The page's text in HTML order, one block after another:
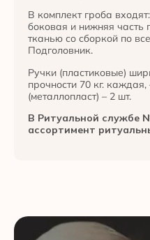
В комплект гроба
боковая и нижняя часть
тканью со сборкой по
Подголовник.
Ручки (пластиковые)
прочности 70 кг.
(металлопласт) – 2 шт.
В Ритуальной службе
ассортимент